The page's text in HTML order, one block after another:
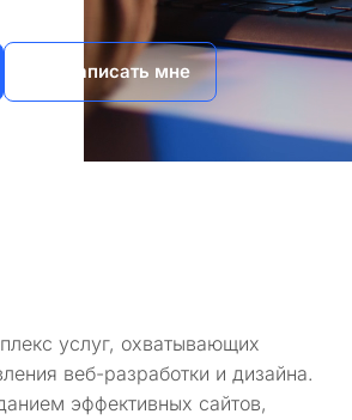
Написать мне
услуг, охватывающих
веб-разработки и дизайна.
эффективных сайтов,